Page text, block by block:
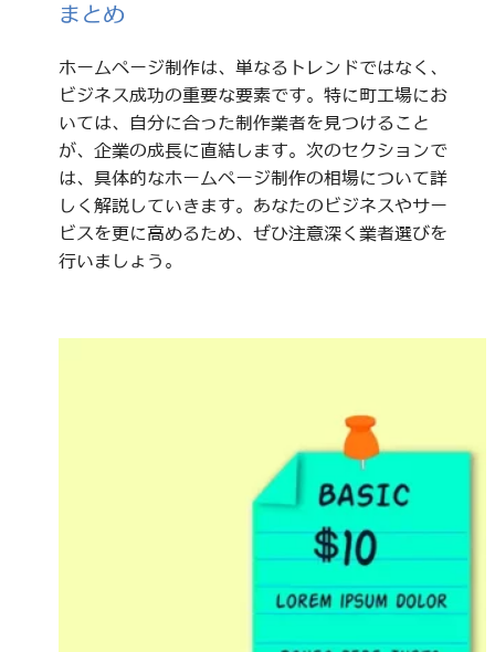
まとめ
ホームページ制作は、単なるトレンドではなく、
ビジネス成功の重要な要素です。特に町工場にお
いては、自分に合った制作業者を見つけること
が、企業の成長に直結します。次のセクションで
は、具体的なホームページ制作の相場について詳
しく解説していきます。あなたのビジネスやサー
ビスを更に高めるため、ぜひ注意深く業者選びを
行いましょう。